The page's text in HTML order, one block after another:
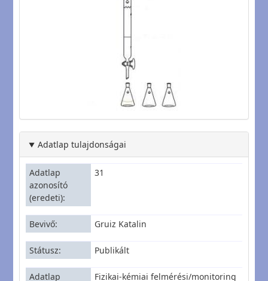
Adatlap tulajdonságai
Adatlap
azonosító
(eredeti)
31
Bevivő Gruiz Katalin
Státusz Publikált
Adatlap Fizikai-kémiai felmérési/monitoring